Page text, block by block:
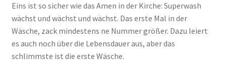
Eins ist so sicher wie das Amen in der Kirche: Superwash
wächst und wächst und wächst. Das erste Mal in der
Wäsche, zack mindestens ne Nummer größer. Dazu leiert
es auch noch über die Lebensdauer aus, aber das
schlimmste ist die erste Wäsche.